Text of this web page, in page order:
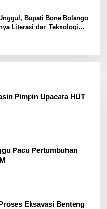
Bupati Bone Bolango
Literasi dan Teknologi
Pimpin Upacara HUT
Pacu Pertumbuhan
Eksavasi Benteng